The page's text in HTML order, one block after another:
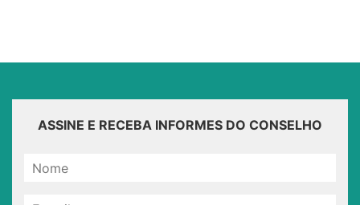
ASSINE E RECEBA INFORMES DO CONSELHO